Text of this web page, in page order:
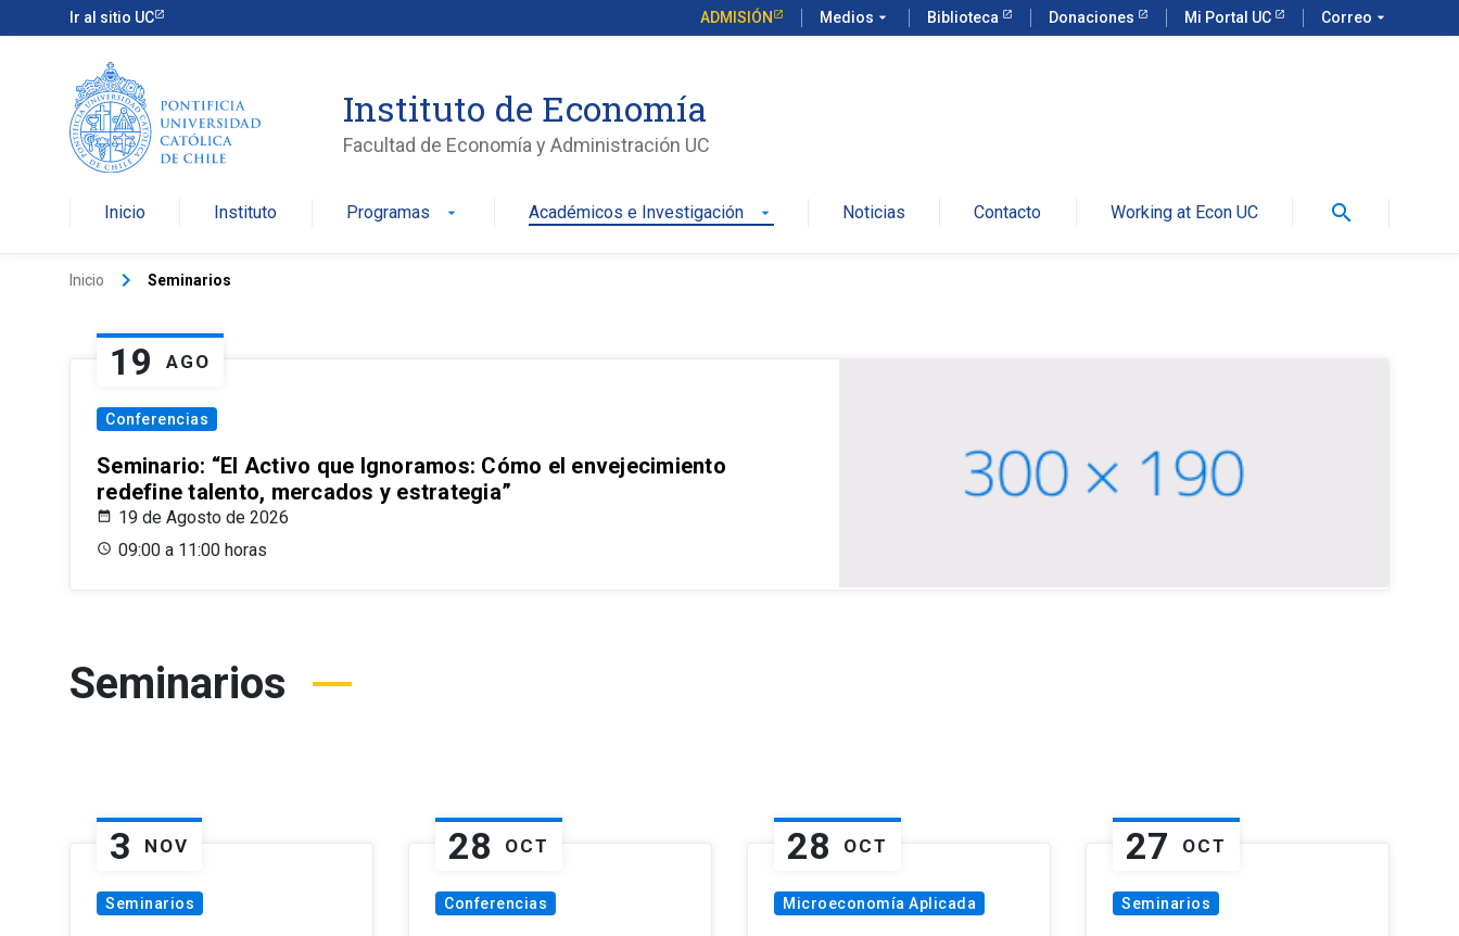
Ir al sitio UC ADMISIÓN Medios arrow_drop_down Biblioteca Donaciones Mi Portal UC Correo arrow_drop_down
Instituto de Economía
Facultad de Economía y Administración UC
Inicio Instituto Programas arrow_drop_down Académicos e Investigación arrow_drop_down Noticias Contacto Working at Econ UC search
Inicio keyboard_arrow_right Seminarios
19 AGO
Conferencias
Seminario: “El Activo que Ignoramos: Cómo el envejecimiento
redefine talento, mercados y estrategia”
19 de Agosto de 2026
09:00 a 11:00 horas
Seminarios
3 NOV
Seminarios
28 OCT
Conferencias
28 OCT
Microeconomía Aplicada
27 OCT
Seminarios